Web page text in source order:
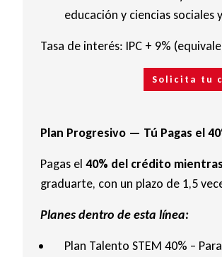
educación y ciencias sociales
Tasa de interés: IPC + 9%
Solicita tu
Plan Progresivo — Tú Pagas el
Pagas el 40% del crédito
graduarte, con un plazo de 1,5
Planes dentro de esta línea:
Plan Talento STEM 40% –